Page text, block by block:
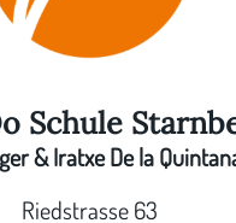
Schule
& Iratxe De la
Riedstrasse 63